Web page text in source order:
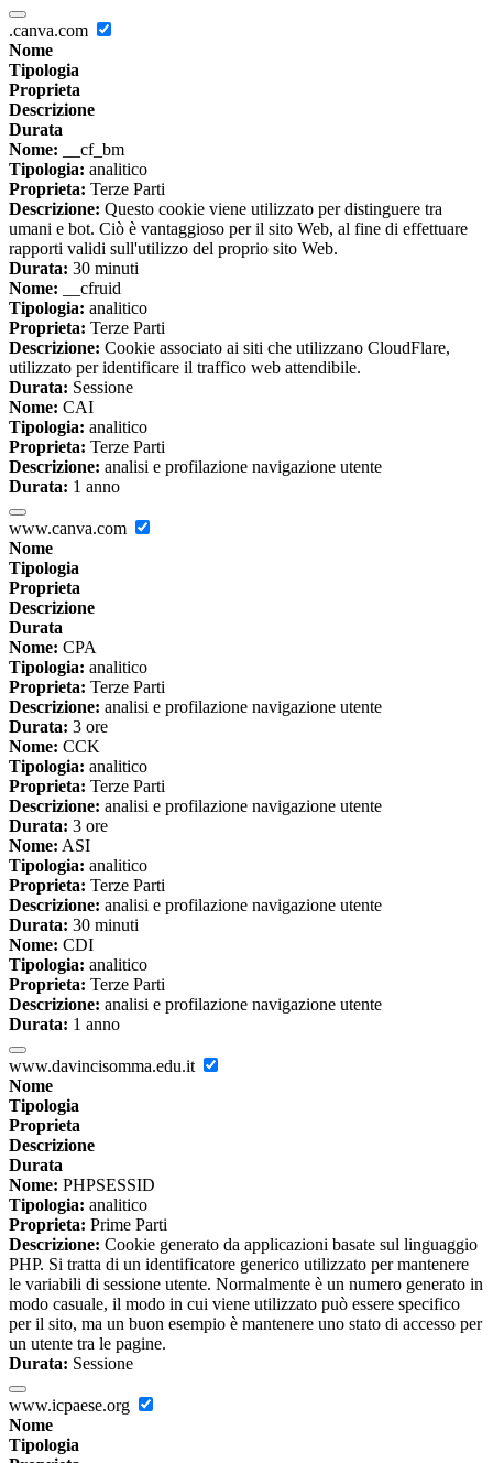
.canva.com
Nome
Tipologia
Proprieta
Descrizione
Durata
Nome: __cf_bm
Tipologia: analitico
Proprieta: Terze Parti
Descrizione: Questo cookie viene utilizzato per distinguere tra
umani e bot. Ciò è vantaggioso per il sito Web, al fine di effettuare
rapporti validi sull'utilizzo del proprio sito Web.
Durata: 30 minuti
Nome: __cfruid
Tipologia: analitico
Proprieta: Terze Parti
Descrizione: Cookie associato ai siti che utilizzano CloudFlare,
utilizzato per identificare il traffico web attendibile.
Durata: Sessione
Nome: CAI
Tipologia: analitico
Proprieta: Terze Parti
Descrizione: analisi e profilazione navigazione utente
Durata: 1 anno
www.canva.com
Nome
Tipologia
Proprieta
Descrizione
Durata
Nome: CPA
Tipologia: analitico
Proprieta: Terze Parti
Descrizione: analisi e profilazione navigazione utente
Durata: 3 ore
Nome: CCK
Tipologia: analitico
Proprieta: Terze Parti
Descrizione: analisi e profilazione navigazione utente
Durata: 3 ore
Nome: ASI
Tipologia: analitico
Proprieta: Terze Parti
Descrizione: analisi e profilazione navigazione utente
Durata: 30 minuti
Nome: CDI
Tipologia: analitico
Proprieta: Terze Parti
Descrizione: analisi e profilazione navigazione utente
Durata: 1 anno
www.davincisomma.edu.it
Nome
Tipologia
Proprieta
Descrizione
Durata
Nome: PHPSESSID
Tipologia: analitico
Proprieta: Prime Parti
Descrizione: Cookie generato da applicazioni basate sul linguaggio
PHP. Si tratta di un identificatore generico utilizzato per mantenere
le variabili di sessione utente. Normalmente è un numero generato in
modo casuale, il modo in cui viene utilizzato può essere specifico
per il sito, ma un buon esempio è mantenere uno stato di accesso per
un utente tra le pagine.
Durata: Sessione
www.icpaese.org
Nome
Tipologia